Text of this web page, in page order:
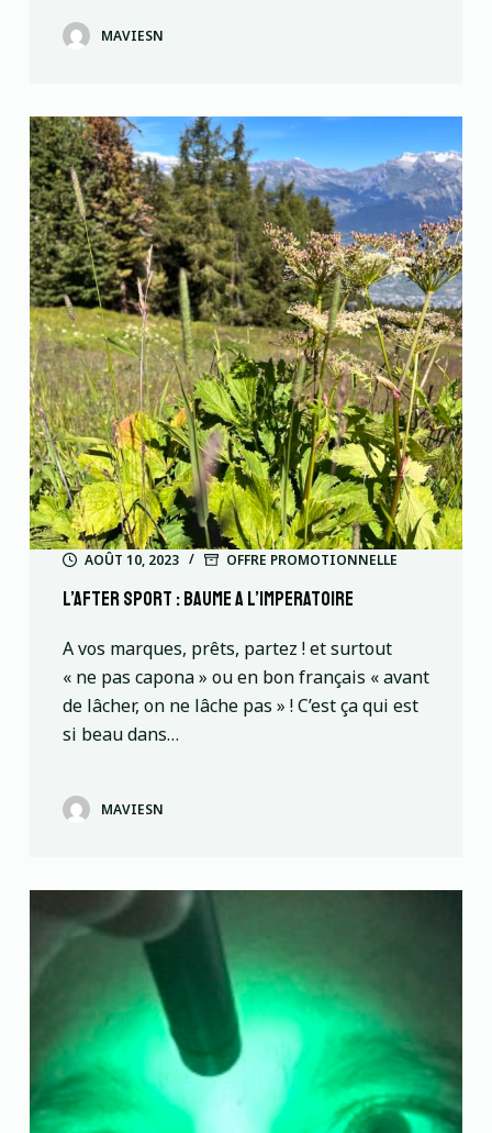
MAVIESN
AOÛT 10, 2023 OFFRE PROMOTIONNELLE
l’after sport : baume a l’imperatoire
A vos marques, prêts, partez ! et surtout
« ne pas capona » ou en bon français « avant
de lâcher, on ne lâche pas » ! C’est ça qui est
si beau dans…
MAVIESN